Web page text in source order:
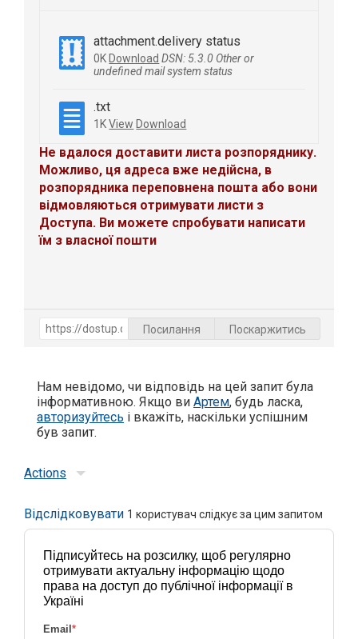
attachment.delivery status
0K Download DSN: 5.3.0 Other or
undefined mail system status
.txt
1KView Download
Не вдалося доставити листа розпоряднику.
Можливо, ця адреса вже недійсна, в
розпорядника переповнена пошта або вони
відмовляються отримувати листи з
Доступа. Ви можете спробувати написати
їм з власної пошти
Посилання Поскаржитись
Нам невідомо, чи відповідь на цей запит була
інформативною. Якщо ви Артем, будь ласка,
авторизуйтесь і вкажіть, наскільки успішним
був запит.
Actions
Відслідковувати 1 користувач слідкує за цим запитом
Підписуйтесь на розсилку, щоб регулярно
отримувати актуальну інформацію щодо
права на доступ до публічної інформації в
Україні
Email *